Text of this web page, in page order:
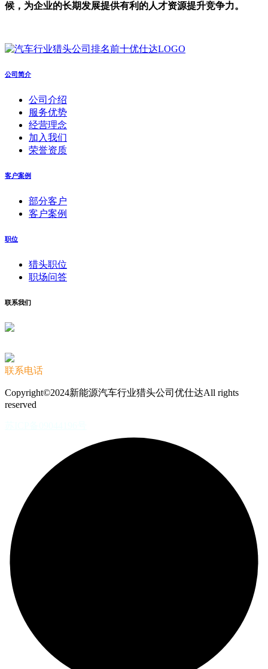
候，为企业的长期发展提供有利的人才资源提升竞争力。
公司简介
公司介绍
服务优势
经营理念
加入我们
荣誉资质
客户案例
部分客户
客户案例
职位
猎头职位
职场问答
联系我们
联系电话
Copyright©2024新能源汽车行业猎头公司优仕达All rights
reserved